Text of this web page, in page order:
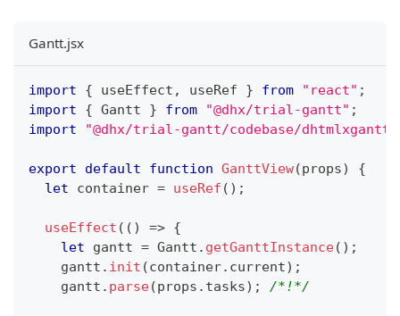
Gantt.jsx
import { useEffect , useRef } from "react" ;
import
{ Gantt } from "@dhx/trial-gantt" ;
import
"@dhx/trial-gantt/codebase/
export default function GanttView(props)
{
let container = useRef ( ) ;
useEffect ( ( ) => {
let gantt = Gantt . getGanttInstance( ) ;
    gantt
. init (container. current) ;
    gantt
. parse(props . tasks) ; /*!*/